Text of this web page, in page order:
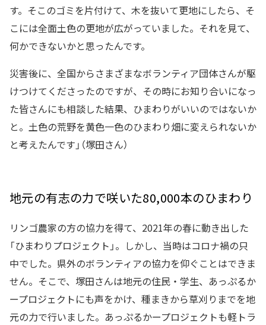
す。そこのゴミを片付けて、木を抜いて更地にしたら、そ
こには全面土色の更地が広がっていました。それを見て、
何かできないかと思ったんです。
災害後に、全国からさまざまなボランティア団体さんが駆
けつけてくださったのですが、その時にお知り合いになっ
た皆さんにも相談した結果、ひまわりがいいのではないか
と。土色の荒野を黄色一色のひまわり畑に変えられないか
と考えたんです」（塚田さん）
地元の有志の力で咲いた80,000本のひまわり
リンゴ農家の方の協力を得て、2021年の春に動き出した
「ひまわりプロジェクト」。しかし、当時はコロナ禍の只
中でした。県外のボランティアの協力を仰ぐことはできま
せん。そこで、塚田さんは地元の住民・学生、あっぷるか
ープロジェクトにも声をかけ、種まきから草刈りまでを地
元の力で行いました。あっぷるかープロジェクトも軽トラ